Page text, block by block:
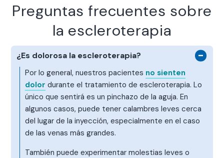
Preguntas frecuentes sobre
la escleroterapia
¿Es dolorosa la escleroterapia?
Por lo general, nuestros pacientes no sienten
dolor durante el tratamiento de escleroterapia. Lo
único que sentirá es un pinchazo de la aguja. En
algunos casos, puede tener calambres leves cerca
del lugar de la inyección, especialmente en el caso
de las venas más grandes.
También puede experimentar molestias leves o